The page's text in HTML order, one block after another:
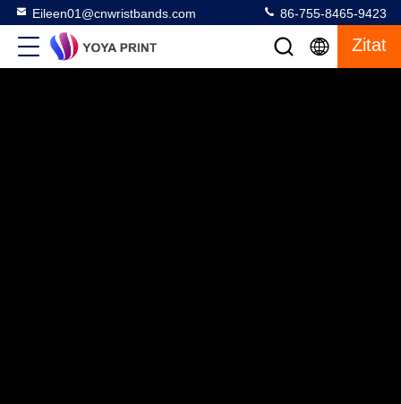
Eileen01@cnwristbands.com 86-755-8465-9423
Zitat